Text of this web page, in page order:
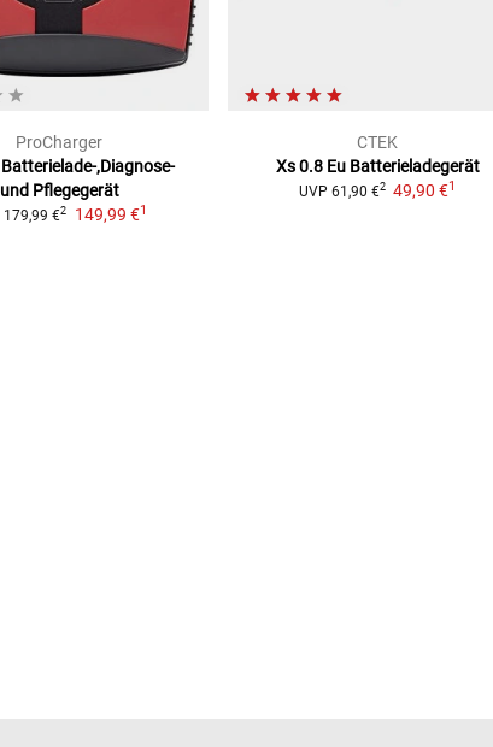
ProCharger
Batterielade-,Diagnose-
und Pflegegerät
179,99 €2 149,99 €1
CTEK
Xs 0.8 Eu Batterieladegerät
UVP 61,90 €2 49,90 €1